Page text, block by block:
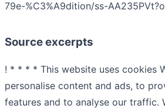
79e-%C3%A9dition/ss-
Source excerpts
! * * * * This website uses cookies
personalise content and ads, to
features and to analyse our traffic.